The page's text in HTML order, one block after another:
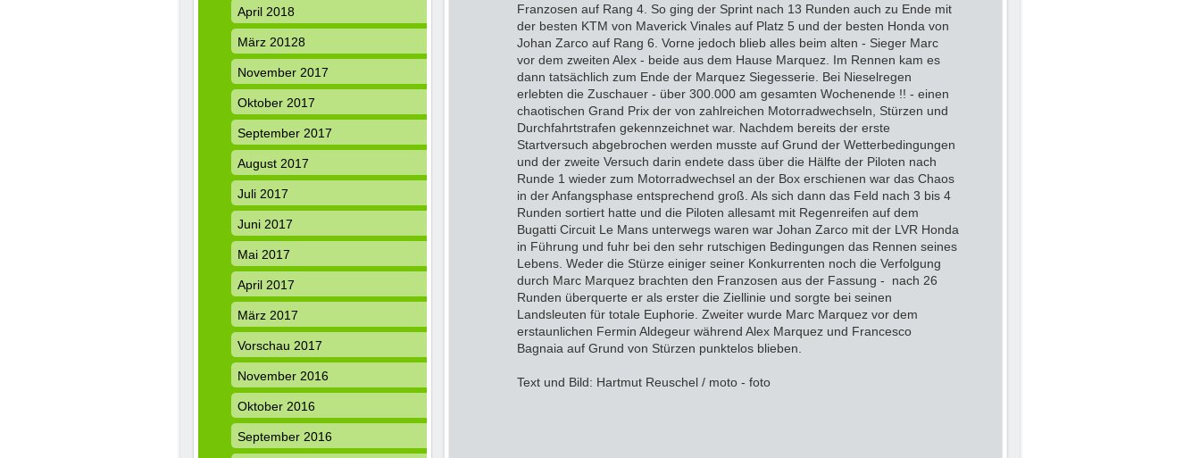
Franzosen auf Rang 4. So ging der Sprint nach 13 Runden auch zu Ende mit
der besten KTM von Maverick Vinales auf Platz 5 und der besten Honda von
Johan Zarco auf Rang 6. Vorne jedoch blieb alles beim alten - Sieger Marc
vor dem zweiten Alex - beide aus dem Hause Marquez. Im Rennen kam es
dann tatsächlich zum Ende der Marquez Siegesserie. Bei Nieselregen
erlebten die Zuschauer - über 300.000 am gesamten Wochenende !! - einen
chaotischen Grand Prix der von zahlreichen Motorradwechseln, Stürzen und
Durchfahrtstrafen gekennzeichnet war. Nachdem bereits der erste
Startversuch abgebrochen werden musste auf Grund der Wetterbedingungen
und der zweite Versuch darin endete dass über die Hälfte der Piloten nach
Runde 1 wieder zum Motorradwechsel an der Box erschienen war das Chaos
in der Anfangsphase entsprechend groß. Als sich dann das Feld nach 3 bis 4
Runden sortiert hatte und die Piloten allesamt mit Regenreifen auf dem
Bugatti Circuit Le Mans unterwegs waren war Johan Zarco mit der LVR Honda
in Führung und fuhr bei den sehr rutschigen Bedingungen das Rennen seines
Lebens. Weder die Stürze einiger seiner Konkurrenten noch die Verfolgung
durch Marc Marquez brachten den Franzosen aus der Fassung - nach 26
Runden überquerte er als erster die Ziellinie und sorgte bei seinen
Landsleuten für totale Euphorie. Zweiter wurde Marc Marquez vor dem
erstaunlichen Fermin Aldegeur während Alex Marquez und Francesco
Bagnaia auf Grund von Stürzen punktelos blieben.
Text und Bild: Hartmut Reuschel / moto - foto
April 2018
März 20128
November 2017
Oktober 2017
September 2017
August 2017
Juli 2017
Juni 2017
Mai 2017
April 2017
März 2017
Vorschau 2017
November 2016
Oktober 2016
September 2016